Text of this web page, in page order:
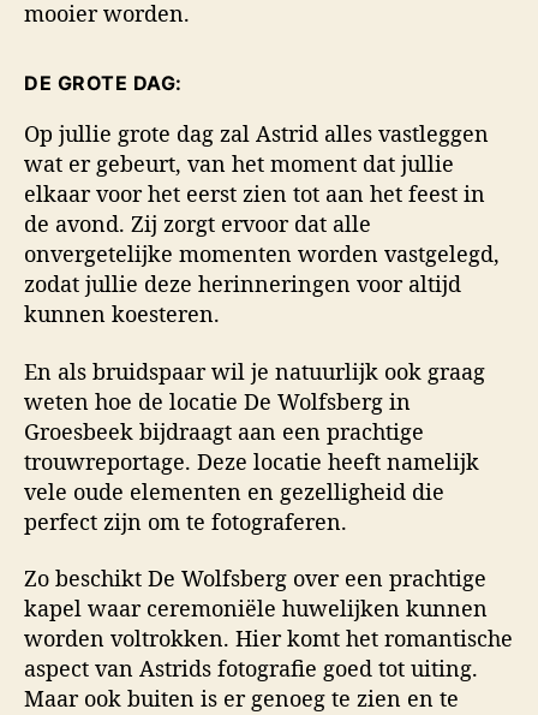
mooier worden.
DE GROTE DAG:
Op jullie grote dag zal Astrid alles vastleggen
wat er gebeurt, van het moment dat jullie
elkaar voor het eerst zien tot aan het feest in
de avond. Zij zorgt ervoor dat alle
onvergetelijke momenten worden vastgelegd,
zodat jullie deze herinneringen voor altijd
kunnen koesteren.
En als bruidspaar wil je natuurlijk ook graag
weten hoe de locatie De Wolfsberg in
Groesbeek bijdraagt aan een prachtige
trouwreportage. Deze locatie heeft namelijk
vele oude elementen en gezelligheid die
perfect zijn om te fotograferen.
Zo beschikt De Wolfsberg over een prachtige
kapel waar ceremoniële huwelijken kunnen
worden voltrokken. Hier komt het romantische
aspect van Astrids fotografie goed tot uiting.
Maar ook buiten is er genoeg te zien en te